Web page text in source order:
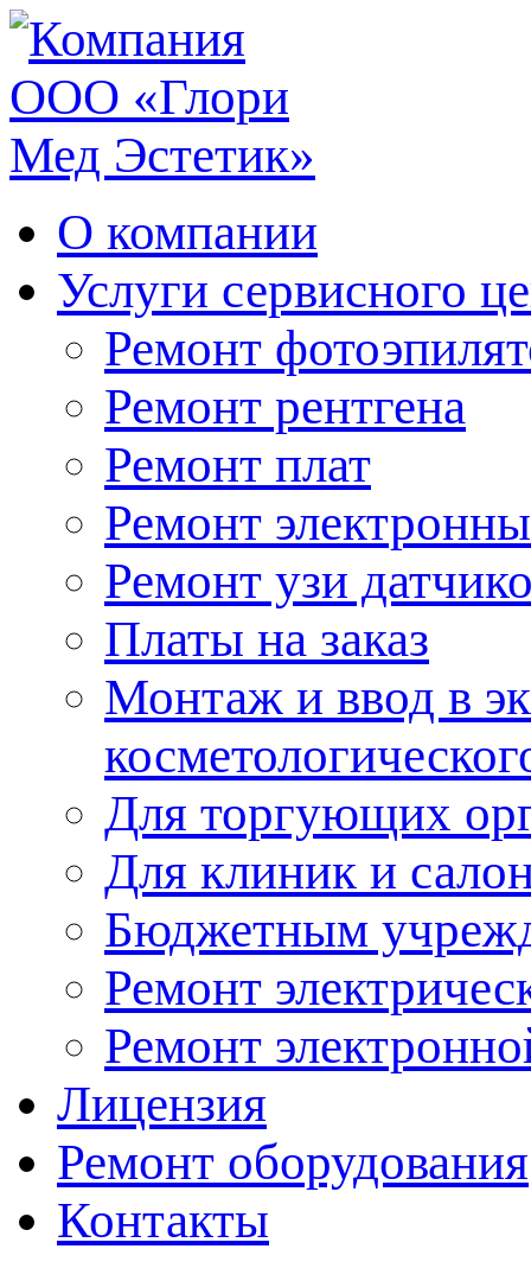
О компании
Услуги сервисного
Ремонт
Ремонт рентгена
Ремонт плат
Ремонт
Ремонт узи
Платы на заказ
Монтаж и ввод в
Для торгующих
Для клиник и
Бюджетным
Ремонт
Ремонт
Лицензия
Ремонт оборудования
Контакты